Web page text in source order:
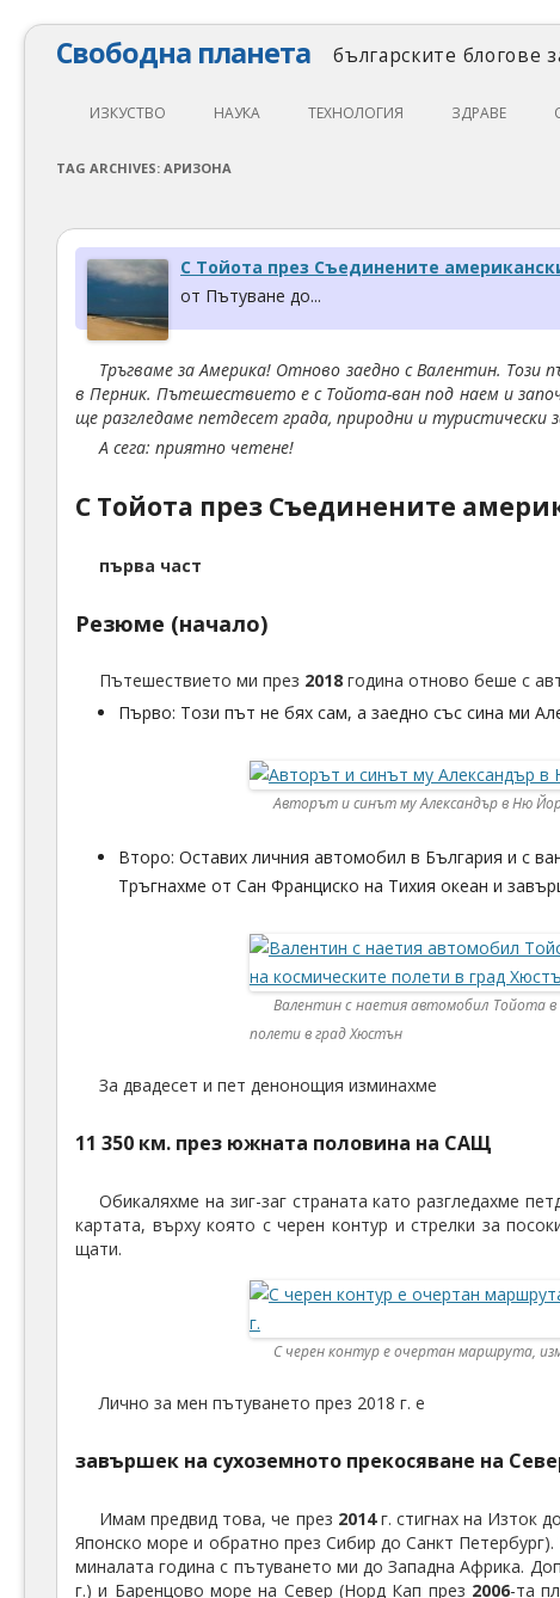
Свободна планета българските блогове
ИЗКУСТВО
КИНО
МУЗИКА
ФОТОГРАФИЯ
НАУКА
ФИЗИКА
ОБРАЗОВАНИЕ
ТЕХНОЛОГИЯ
СВОБОДЕН ХАРДУЕР
ДЖАДЖИ
ИНТЕРНЕТ
ЗДРАВЕ
TAG ARCHIVES:АРИЗОНА
С Тойота през Съединените
от Пътуване до...
Тръгваме за Америка! Отново заедно с Валентин. Този
в Перник. Пътешествието е с Тойота-ван под наем и
ще разгледаме петдесет града, природни и
А сега: приятно четене!
С Тойота през Съединените
първа част
Резюме (начало)
Пътешествието ми през 2018 година отново беше с
Първо: Този път не бях сам, а заедно със сина ми
Авторът и синът му Александър в Ню
Второ: Оставих личния автомобил в България и с
Тръгнахме от Сан Франциско на Тихия океан и
Валентин с наетия автомобил Тойота
полети в град Хюстън
За двадесет и пет денонощия изминахме
11 350 км. през южната половина на САЩ
Обикаляхме на зиг-заг страната като разгледахме
картата, върху която с черен контур и стрелки за
щати.
С черен контур е очертан маршрута,
Лично за мен пътуването през 2018 г. е
завършек на сухоземното прекосяване на
Имам предвид това, че през 2014г. стигнах на Изток
Японско море и обратно през Сибир до Санкт
миналата година с пътуването ми до Западна Африка.
г.) и Баренцово море на Север (Норд Кап през 2006-та